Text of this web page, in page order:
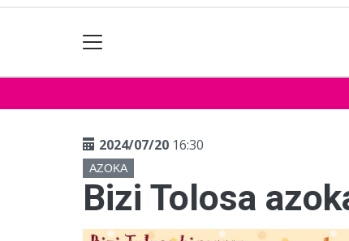
2024/07/20 16:30
AZOKA
Bizi Tolosa